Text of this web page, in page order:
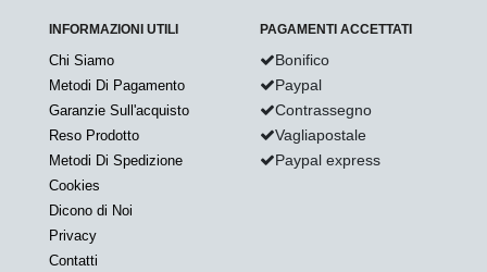
INFORMAZIONI UTILI
Chi Siamo
Metodi Di Pagamento
Garanzie Sull'acquisto
Reso Prodotto
Metodi Di Spedizione
Cookies
Dicono di Noi
Privacy
Contatti
PAGAMENTI ACCETTATI
Bonifico
Paypal
Contrassegno
Vagliapostale
Paypal express